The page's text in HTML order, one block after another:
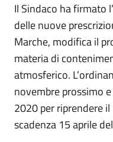
Il Sindaco ha firmato
delle nuove
Marche, modifica il
materia di
atmosferico.
novembre prossimo
2020 per riprendere
scadenza 15 aprile